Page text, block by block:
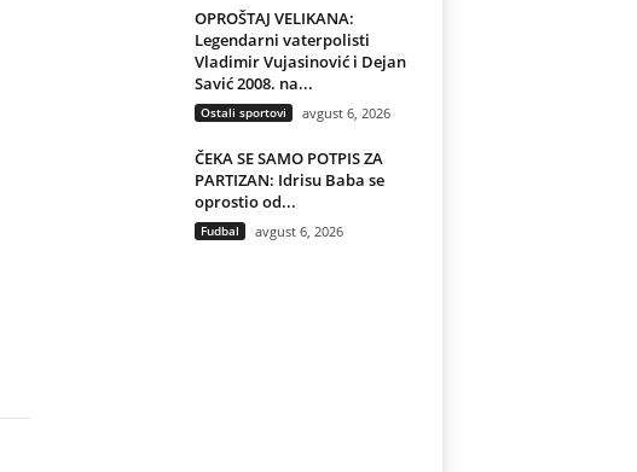
OPROŠTAJ VELIKANA:
Legendarni vaterpolisti
Vladimir Vujasinović i Dejan
Savić 2008. na...
Ostali sportovi avgust 6, 2026
ČEKA SE SAMO POTPIS ZA
PARTIZAN: Idrisu Baba se
oprostio od...
Fudbal avgust 6, 2026